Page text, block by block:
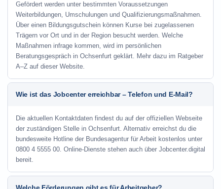
Gefördert werden unter bestimmten Voraussetzungen
Weiterbildungen, Umschulungen und Qualifizierungsmaßnahmen.
Über einen Bildungsgutschein können Kurse bei zugelassenen
Trägern vor Ort und in der Region besucht werden. Welche
Maßnahmen infrage kommen, wird im persönlichen
Beratungsgespräch in Ochsenfurt geklärt. Mehr dazu im Ratgeber
A–Z auf dieser Website.
Wie ist das Jobcenter erreichbar – Telefon und E-Mail?
Die aktuellen Kontaktdaten findest du auf der offiziellen Webseite
der zuständigen Stelle in Ochsenfurt. Alternativ erreichst du die
bundesweite Hotline der Bundesagentur für Arbeit kostenlos unter
0800 4 5555 00. Online-Dienste stehen auch über Jobcenter.digital
bereit.